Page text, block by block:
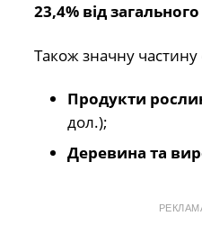
23,4% від
Також значну частину
Продукти
дол.);
Деревина та